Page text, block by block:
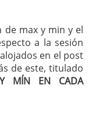
de max y min y el
a la sesión
en el post
de este, titulado
MÍN EN CADA